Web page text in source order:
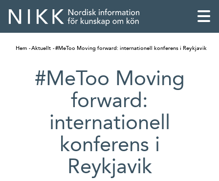
Hem Aktuellt #MeToo Moving forward: internationell konferens i Reykjavik
#MeToo Moving
forward:
internationell
konferens i
Reykjavik